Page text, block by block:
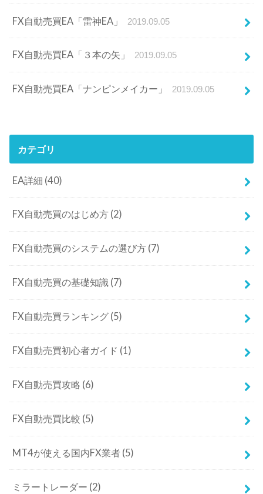
FX自動売買EA「雷神EA」 2019.09.05
FX自動売買EA「３本の矢」 2019.09.05
FX自動売買EA「ナンピンメイカー」 2019.09.05
カテゴリ
EA詳細 (40)
FX自動売買のはじめ方 (2)
FX自動売買のシステムの選び方 (7)
FX自動売買の基礎知識 (7)
FX自動売買ランキング (5)
FX自動売買初心者ガイド (1)
FX自動売買攻略 (6)
FX自動売買比較 (5)
MT4が使える国内FX業者 (5)
ミラートレーダー (2)